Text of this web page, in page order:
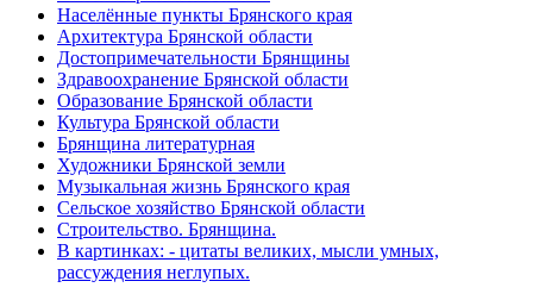
Населённые пункты Брянского края
Архитектура Брянской области
Достопримечательности Брянщины
Здравоохранение Брянской области
Образование Брянской области
Культура Брянской области
Брянщина литературная
Художники Брянской земли
Музыкальная жизнь Брянского края
Сельское хозяйство Брянской области
Строительство. Брянщина.
В картинках: - цитаты великих, мысли умных,
рассуждения неглупых.